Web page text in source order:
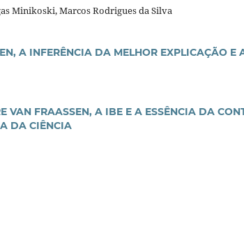
Minikoski, Marcos Rodrigues da Silva
A INFERÊNCIA DA MELHOR EXPLICAÇÃO E
VAN FRAASSEN, A IBE E A ESSÊNCIA DA
DA CIÊNCIA